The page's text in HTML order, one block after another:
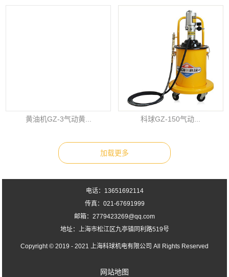
黄油机GZ-3气动黄... 科球GZ-150气动...
电话：13651692114
传真：021-67691999
邮箱：2779423269@qq.com
地址：上海市松江区九亭镇同利路519号
Copyright © 2019 - 2021 上海科球机电有限公司 All Rights Reserved
网站地图